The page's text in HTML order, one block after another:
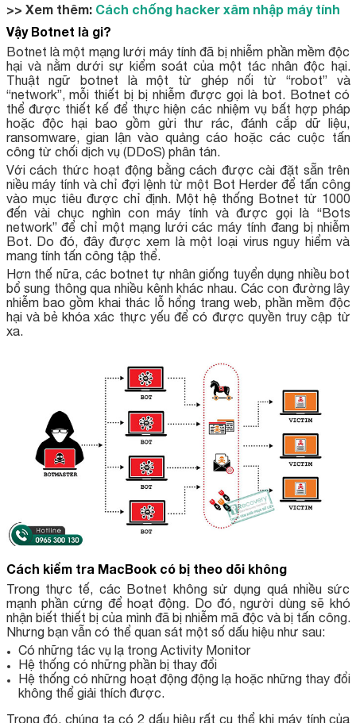
>> Xem thêm: Cách chống hacker xâm nhập máy tính
Vậy Botnet là gi?
Botnet là một mạng lưới máy tính đã bị nhiễm phần mềm độc
hại và nằm dưới sự kiểm soát của một tác nhân độc hại.
Thuật ngữ botnet là một từ ghép nối từ “robot” và
“network”, mỗi thiết bị bị nhiễm được gọi là bot. Botnet có
thể được thiết kế để thực hiện các nhiệm vụ bất hợp pháp
hoặc độc hại bao gồm gửi thư rác, đánh cắp dữ liệu,
ransomware, gian lận vào quảng cáo hoặc các cuộc tấn
công từ chối dịch vụ (DDoS) phân tán.
Với cách thức hoạt động bằng cách được cài đặt sẵn trên
niều máy tính và chỉ đợi lệnh từ một Bot Herder để tấn công
vào mục tiêu được chỉ định. Một hệ thống Botnet từ 1000
đến vài chục nghìn con máy tính và được gọi là “Bots
network” để chỉ một mạng lưới các máy tính đang bị nhiễm
Bot. Do đó, đây được xem là một loại virus nguy hiểm và
mang tính tấn công tập thể.
Hơn thế nữa, các botnet tự nhân giống tuyển dụng nhiều bot
bổ sung thông qua nhiều kênh khác nhau. Các con đường lây
nhiễm bao gồm khai thác lỗ hổng trang web, phần mềm độc
hại và bẻ khóa xác thực yếu để có được quyền truy cập từ
xa.
Cách kiểm tra MacBook có bị theo dõi không
Trong thực tế, các Botnet không sử dụng quá nhiều sức
mạnh phần cứng để hoạt động. Do đó, người dùng sẽ khó
nhận biết thiết bị của mình đã bị nhiễm mã độc và bị tấn công.
Nhưng bạn vẫn có thể quan sát một số dấu hiệu như sau:
Có những tác vụ lạ trong Activity Monitor
Hệ thống có những phần bị thay đổi
Hệ thống có những hoạt động động lạ hoặc những thay đổi
không thể giải thích được.
Trong đó, chúng ta có 2 dấu hiệu rất cụ thể khi máy tính của